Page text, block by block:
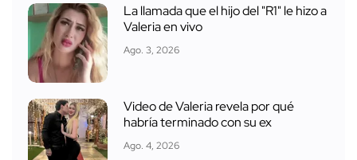
La llamada que el hijo del "R1" le hizo a
Valeria en vivo
Ago. 3, 2026
Video de Valeria revela por qué
habría terminado con su ex
Ago. 4, 2026